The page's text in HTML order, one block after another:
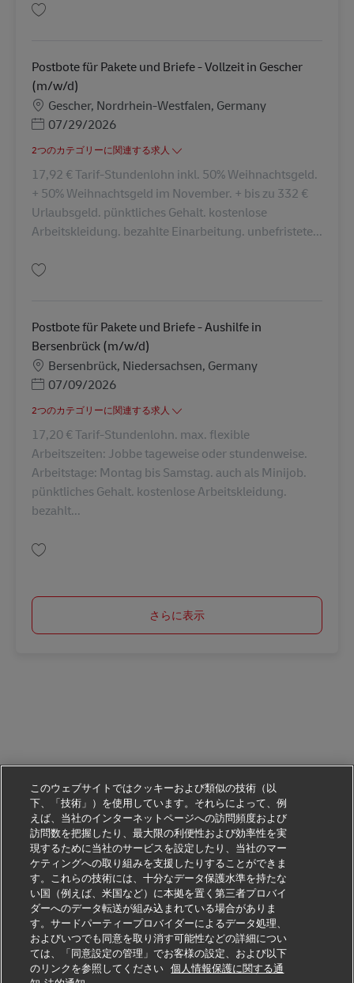
この仕事に応募する
Postbote für Pakete und Briefe - Vollzeit in Gescher
(m/w/d)
勤務地Gescher, Nordrhein-Westfalen, Germany
Posted Date
07/29/2026
2つのカテゴリーに関連する求人
17,92 € Tarif-Stundenlohn inkl. 50% Weihnachtsgeld.
+ 50% Weihnachtsgeld im November. + bis zu 332 €
Urlaubsgeld. pünktliches Gehalt. kostenlose
Arbeitskleidung. bezahlte Einarbeitung. unbefristete...
Postbote für Pakete und Briefe - Aushilfe in
Bersenbrück (m/w/d)
勤務地
Bersenbrück, Niedersachsen, Germany
Posted Date
07/09/2026
2つのカテゴリーに関連する求人
17,20 € Tarif-Stundenlohn. max. flexible
Arbeitszeiten: Jobbe tageweise oder stundenweise.
Arbeitstage: Montag bis Samstag. auch als Minijob.
pünktliches Gehalt. kostenlose Arbeitskleidung.
bezahlt...
さらに表示
このウェブサイトではクッキーおよび類似の技術（以
下、「技術」）を使用しています。それらによって、例
えば、当社のインターネットページへの訪問頻度および
訪問数を把握したり、最大限の利便性および効率性を実
現するために当社のサービスを設定したり、当社のマー
ケティングへの取り組みを支援したりすることができま
す。これらの技術には、十分なデータ保護水準を持たな
い国（例えば、米国など）に本拠を置く第三者プロバイ
ダーへのデータ転送が組み込まれている場合がありま
す。サードパーティープロバイダーによるデータ処理、
およびいつでも同意を取り消す可能性などの詳細につい
ては、「同意設定の管理」でお客様の設定、および以下
のリンクを参照してください
個人情報保護に関する通